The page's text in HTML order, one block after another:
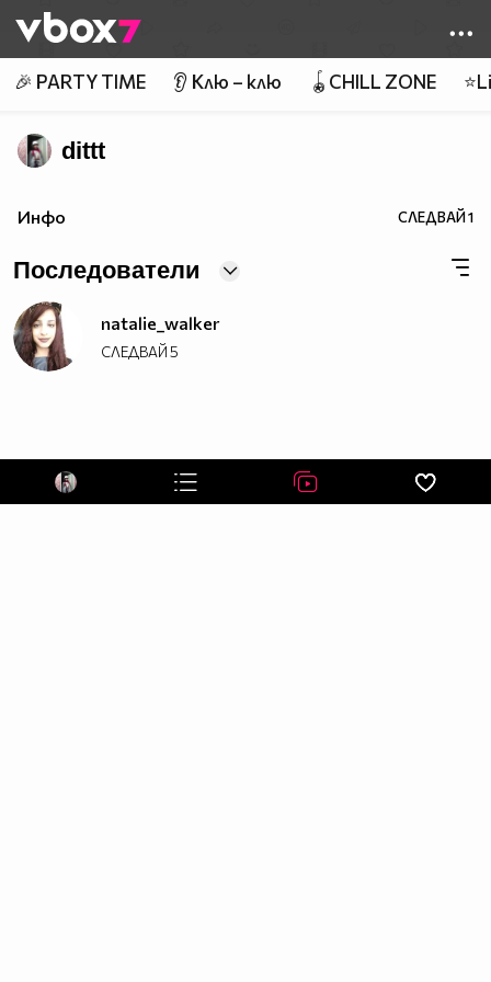
👾
🎉 PARTY TIME 👂 Клю – клю 🪀CHILL ZONE
dittt
Инфо СЛЕДВАЙ1
Последователи
natalie_walker
СЛЕДВАЙ5